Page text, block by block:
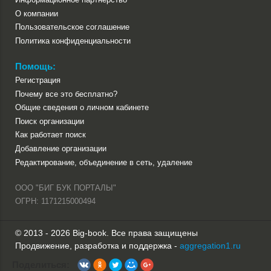
О компании
Пользовательское соглашение
Политика конфиденциальности
Помощь:
Регистрация
Почему все это бесплатно?
Общие сведения о личном кабинете
Поиск организации
Как работает поиск
Добавление организации
Редактирование, объединение в сеть, удаление
ООО "БИГ БУК ПОРТАЛЫ"
ОГРН: 1171215000494
© 2013 - 2026 Big-book. Все права защищены
Продвижение, разработка и поддержка - aggregation1.ru